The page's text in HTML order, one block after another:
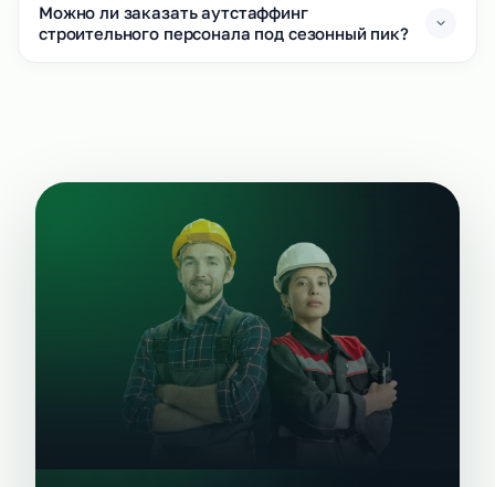
Можно ли заказать аутстаффинг
строительного персонала под сезонный пик?